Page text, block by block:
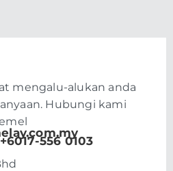
mengalu-alukan anda
Hubungi kami
+6017-556 0103